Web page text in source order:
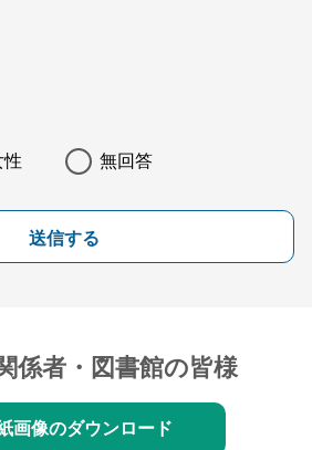
性 無回答
送信する
係者・図書館の皆様
画像のダウンロード